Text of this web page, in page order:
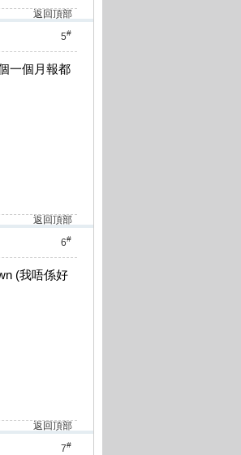
返回頂部
5#
一個月報都
返回頂部
6#
(我唔係好
返回頂部
7#